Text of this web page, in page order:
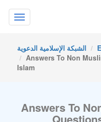
Toggle
navigation
الشبكة الإسلامية الدعوية
Answers To Non
Islam
Answers To